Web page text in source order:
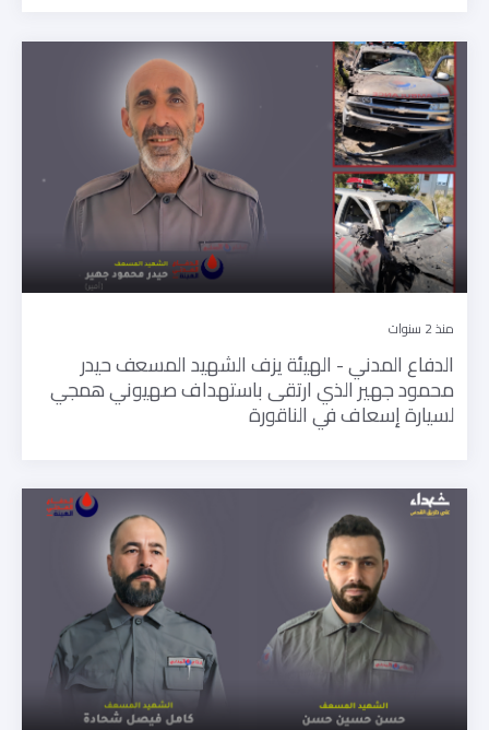
منذ 2 سنوات
الدفاع المدني - الهيئة يزف الشهيد المسعف حيدر
محمود جهير الذي ارتقى باستهداف صهيوني همجي
لسيارة إسعاف في الناقورة